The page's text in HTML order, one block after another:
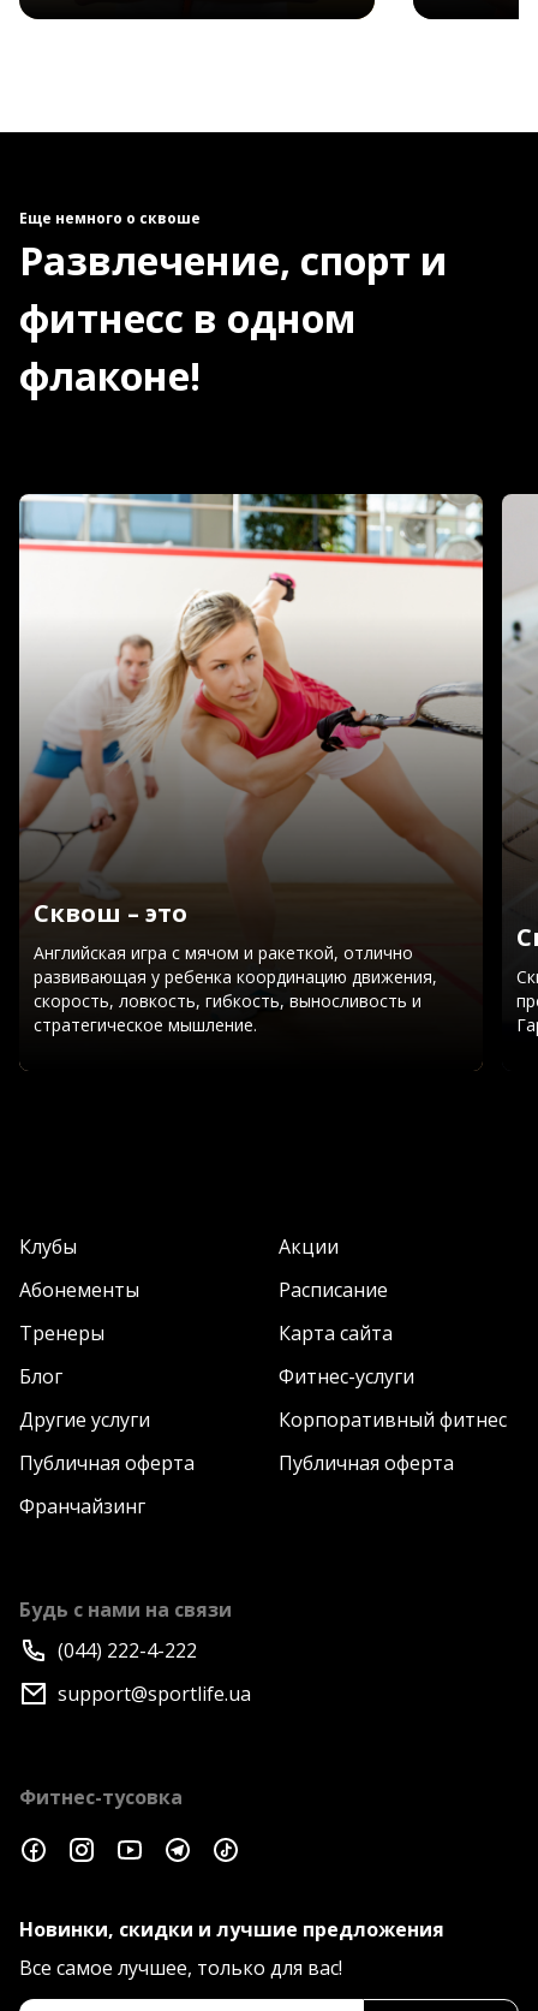
Еще немного о сквоше
Развлечение, спорт и
фитнесс в одном
флаконе!
Сквош – это
Английская игра с мячом и ракеткой, отлично
развивающая у ребенка координацию движения,
скорость, ловкость, гибкость, выносливость и
стратегическое мышление.
Клубы
Акции
Абонементы
Расписание
Тренеры
Карта сайта
Блог
Фитнес-услуги
Другие услуги
Корпоративный фитнес
Публичная оферта
Публичная оферта
Франчайзинг
Будь с нами на связи
(044) 222-4-222
support@sportlife.ua
Фитнес-тусовка
Новинки, скидки и лучшие предложения
Все самое лучшее, только для вас!